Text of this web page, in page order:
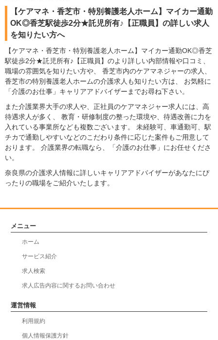
【ケアマネ・香芝市・特別養護老人ホーム】マイカー通勤
OK◎香芝駅徒歩2分★託児所有♪【正職員】の詳しい求人
を知りたい方へ
【ケアマネ・香芝市・特別養護老人ホーム】マイカー通勤OK◎香芝
駅徒歩2分★託児所有♪【正職員】のより詳しい内部情報や口コミ、
職場の雰囲気を知りたい方や、 香芝市内のケアマネジャーの求人、
香芝市の特別養護老人ホームの介護求人も知りたい方は、 お気軽に
「介護のお仕事」キャリアアドバイザーまでお尋ね下さい。
また介護業界大手の求人や、正社員のケアマネジャー求人には、高
待遇求人が多く、 教育・研修制度の整った環境や、待遇改善に力を
入れている事業所なども複数ございます。 未経験可、車通勤可、駅
チカで通勤しやすいなどのこだわり条件に応じた案件もご用意して
おります。 介護業界の転職なら、「介護のお仕事」にお任せくださ
い。
奈良県の介護求人情報に詳しいキャリアアドバイザーがあなたにぴ
ったりの職場をご紹介いたします。
メニュー
ホーム
サービス紹介
求人検索
求人広告内容に関するお問い合わせ
運営情報
利用規約
個人情報保護方針